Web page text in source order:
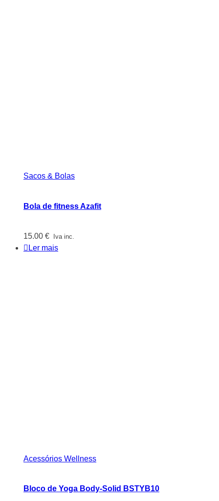
Sacos & Bolas
Bola de fitness Azafit
15.00 € Iva inc.
Ler mais
Acessórios Wellness
Bloco de Yoga Body-Solid BSTYB10